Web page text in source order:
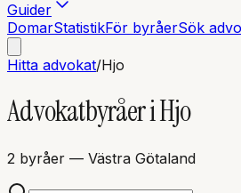
Guider
DomarStatistikFör byråerSök
Hitta advokat/Hjo
Advokatbyråer iHjo
2 byråer — Västra Götaland